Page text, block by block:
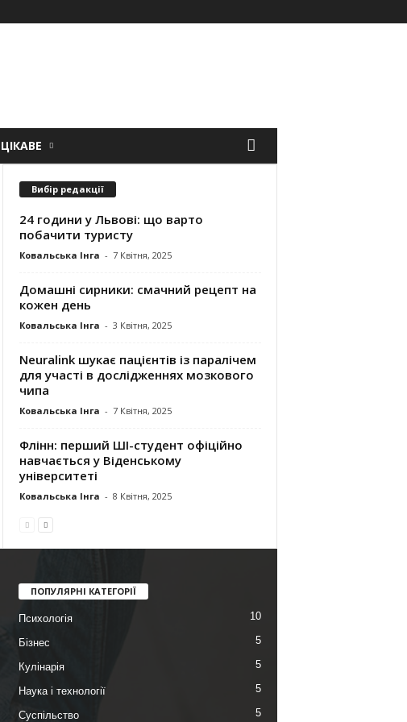
ЦІКАВЕ
Вибір редакції
24 години у Львові: що варто
побачити туристу
Ковальська Інга - 7 Квітня, 2025
Домашні сирники: смачний рецепт на
кожен день
Ковальська Інга - 3 Квітня, 2025
Neuralink шукає пацієнтів із паралічем
для участі в дослідженнях мозкового
чипа
Ковальська Інга - 7 Квітня, 2025
Флінн: перший ШІ-студент офіційно
навчається у Віденському
університеті
Ковальська Інга - 8 Квітня, 2025
ПОПУЛЯРНІ КАТЕГОРІЇ
Психологія 10
Бізнес 5
Кулінарія 5
Наука і технології 5
Суспільство 5